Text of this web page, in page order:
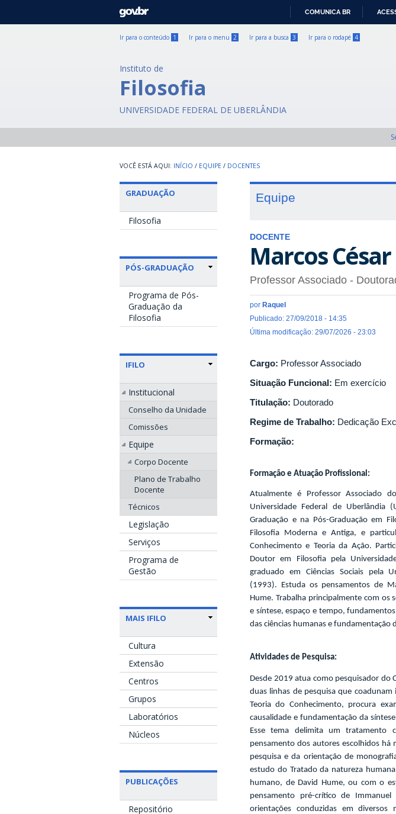
GOVBR
COMUNICA BR
Ir para o conteúdo 1 Ir para o menu 2 Ir para a busca 3 Ir para o rodapé 4
Instituto de
Filosofia
UNIVERSIDADE FEDERAL DE UBERLÂNDIA
INÍCIO / EQUIPE / DOCENTES
GRADUAÇÃO
Filosofia
PÓS-GRADUAÇÃO
Programa de Pós-
Graduação da
Filosofia
IFILO
Institucional
Conselho da Unidade
Comissões
Equipe
Corpo Docente
Plano de Trabalho
Docente
Técnicos
Legislação
Serviços
Programa de
Gestão
MAIS IFILO
Cultura
Extensão
Centros
Grupos
Laboratórios
Núcleos
PUBLICAÇÕES
Repositório
Equipe
DOCENTE
Marcos
Professor Associado -
por Raquel
Publicado: 27/09/2018 - 14:35
Última modificação: 29/07/2026 - 23:03
Cargo: Professor Associado
Situação Funcional: Em exercício
Titulação: Doutorado
Regime de Trabalho: Dedicação
Formação:
Formação e Atuação Profissional:
Atualmente é Professor Associado
Universidade Federal de Uberlândia
Graduação e na Pós-Graduação em
Filosofia Moderna e Antiga, e
Conhecimento e Teoria da Ação.
Doutor em Filosofia pela
graduado em Ciências Sociais pela
(1993). Estuda os pensamentos de
Hume. Trabalha principalmente com os
e síntese, espaço e tempo,
das ciências humanas e fundamentação
Atividades de Pesquisa:
Desde 2019 atua como pesquisador do
duas linhas de pesquisa que
Teoria do Conhecimento, procura
causalidade e fundamentação da
Esse tema delimita um tratamento
pensamento dos autores escolhidos há
pesquisa e da orientação de
estudo do Tratado da natureza
humano, de David Hume, ou com o
pensamento pré-crítico de
orientações conduzidas em